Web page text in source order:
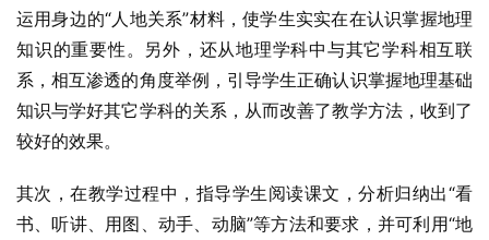
运用身边的“人地关系”材料，使学生实实在在认识掌握地理
知识的重要性。另外，还从地理学科中与其它学科相互联
系，相互渗透的角度举例，引导学生正确认识掌握地理基础
知识与学好其它学科的关系，从而改善了教学方法，收到了
较好的效果。
其次，在教学过程中，指导学生阅读课文，分析归纳出“看
书、听讲、用图、动手、动脑”等方法和要求，并可利用“地